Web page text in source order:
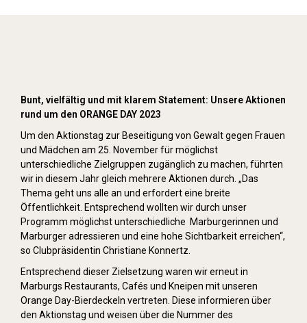
Bunt, vielfältig und mit klarem Statement: Unsere Aktionen
rund um den ORANGE DAY 2023
Um den Aktionstag zur Beseitigung von Gewalt gegen Frauen
und Mädchen am 25. November für möglichst
unterschiedliche Zielgruppen zugänglich zu machen, führten
wir in diesem Jahr gleich mehrere Aktionen durch. „Das
Thema geht uns alle an und erfordert eine breite
Öffentlichkeit. Entsprechend wollten wir durch unser
Programm möglichst unterschiedliche Marburgerinnen und
Marburger adressieren und eine hohe Sichtbarkeit erreichen“,
so Clubpräsidentin Christiane Konnertz.
Entsprechend dieser Zielsetzung waren wir erneut in
Marburgs Restaurants, Cafés und Kneipen mit unseren
Orange Day-Bierdeckeln vertreten. Diese informieren über
den Aktionstag und weisen über die Nummer des